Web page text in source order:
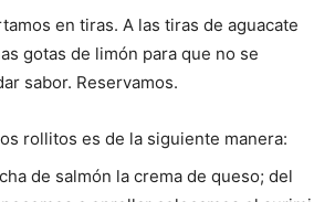
en tiras. A las tiras de aguacate
gotas de limón para que no se
sabor. Reservamos.
rollitos es de la siguiente manera:
de salmón la crema de queso; del